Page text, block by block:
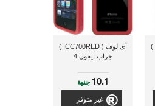
أى لوف ( ICC700BLU )
أى لوف ( ICC700RED )
جراب ايفون 4
10.1 جنية
غير متوفر